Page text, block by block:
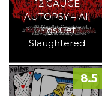
12 GAUGE
AUTOPSY – All
Pigs Get
Slaughtered
8.5